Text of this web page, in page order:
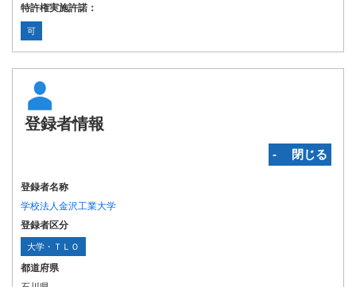
特許権実施許諾：
可
登録者情報
‐ 閉じる
登録者名称
学校法人金沢工業大学
登録者区分
大学・ＴＬＯ
都道府県